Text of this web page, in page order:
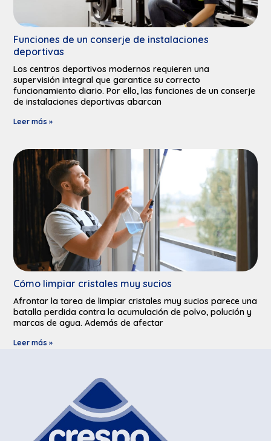
Funciones de un conserje de instalaciones
deportivas​
Los centros deportivos modernos requieren una
supervisión integral que garantice su correcto
funcionamiento diario. Por ello, las funciones de un conserje
de instalaciones deportivas abarcan
Leer más »
Cómo limpiar cristales muy sucios​
Afrontar la tarea de limpiar cristales muy sucios parece una
batalla perdida contra la acumulación de polvo, polución y
marcas de agua. Además de afectar
Leer más »